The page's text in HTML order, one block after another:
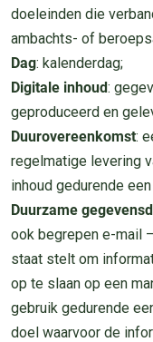
doeleinden die
ambachts- of
Dag: kalenderdag;
Digitale inhoud:
geproduceerd en
Duurovereenkomst:
regelmatige levering
inhoud gedurende
Duurzame
ook begrepen e-mail
staat stelt om
op te slaan op een
gebruik gedurende
doel waarvoor de